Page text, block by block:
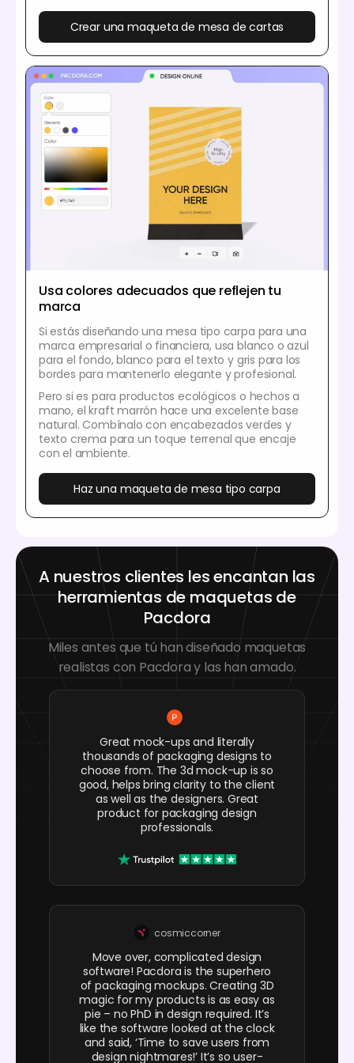
Crear una maqueta de mesa de cartas
Usa colores adecuados que reflejen tu
marca
Si estás diseñando una mesa tipo carpa para una
marca empresarial o financiera, usa blanco o azul
para el fondo, blanco para el texto y gris para los
bordes para mantenerlo elegante y profesional.
Pero si es para productos ecológicos o hechos a
mano, el kraft marrón hace una excelente base
natural. Combínalo con encabezados verdes y
texto crema para un toque terrenal que encaje
con el ambiente.
Haz una maqueta de mesa tipo carpa
A nuestros clientes les encantan las
herramientas de maquetas de
Pacdora
Miles antes que tú han diseñado maquetas
realistas con Pacdora y las han amado.
Great mock-ups and literally
thousands of packaging designs to
choose from. The 3d mock-up is so
good, helps bring clarity to the client
as well as the designers. Great
product for packaging design
professionals.
cosmiccorner
Move over, complicated design
software! Pacdora is the superhero
of packaging mockups. Creating 3D
magic for my products is as easy as
pie – no PhD in design required. It’s
like the software looked at the clock
and said, ‘Time to save users from
design nightmares!’ It’s so user-